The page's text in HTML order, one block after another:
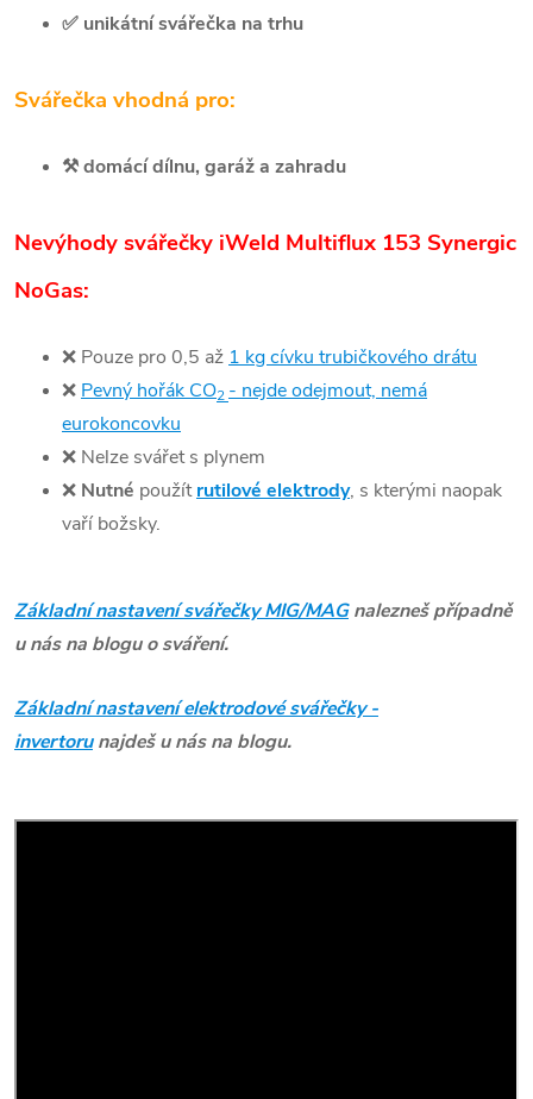
✅ unikátní svářečka na trhu
Svářečka vhodná pro:
⚒️domácí dílnu, garáž a zahradu
Nevýhody svářečky iWeld Multiflux 153 Synergic
NoGas:
❌ Pouze pro 0,5 až 1 kg cívku trubičkového drátu
❌ Pevný hořák CO2 - nejde odejmout, nemá
eurokoncovku
❌ Nelze svářet s plynem
❌ Nutné použítrutilové elektrody, s kterými naopak
vaří božsky.
Základní nastavení svářečky MIG/MAGnalezneš případně
u nás na blogu o sváření.
Základní nastavení elektrodové svářečky -
invertorunajdeš u nás na blogu.